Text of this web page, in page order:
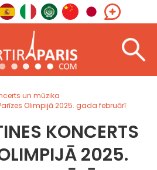
un mūzika
Olimpijā 2025. gada februārī
KONCERTS
2025.